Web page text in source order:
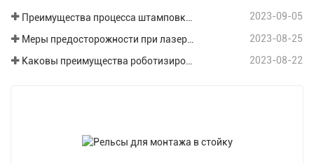
2023-09-05
2023-08-25
Каковы преимущества роботизированной сварки в области обработки листового металла? 2023-08-22